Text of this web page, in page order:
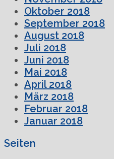
Oktober 2018
September 2018
August 2018
Juli 2018
Juni 2018
Mai 2018
April 2018
März 2018
Februar 2018
Januar 2018
Seiten